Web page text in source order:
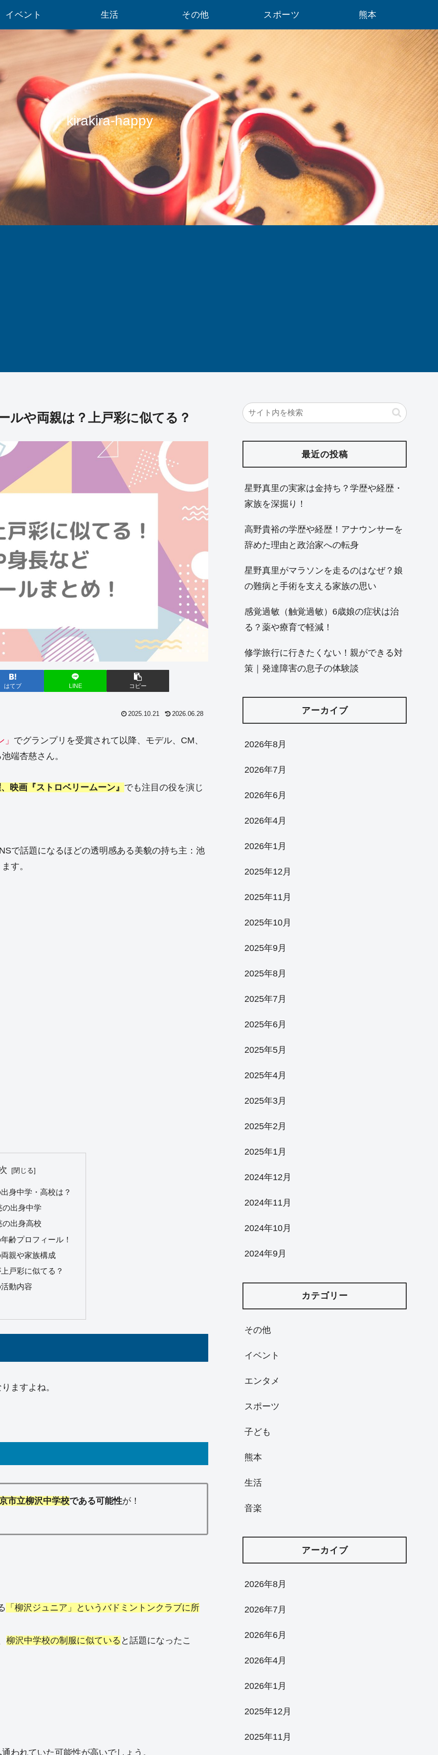
kirakira-happy
イベント 生活 その他 スポーツ 熊本
ルや両親は？上戸彩に似てる？
はてブ LINE コピー
2025.10.21 2026.06.28
でグランプリを受賞されて以降、モデル、CM、
端杏慈さん。
映画『ストロベリームーン』 でも注目の役を演じ
で話題になるほどの透明感ある美貌の持ち主：池
す。
身中学・高校は？
の出身中学
の出身高校
齢プロフィール！
親や家族構成
戸彩に似てる？
動内容
ますよね。
市立柳沢中学校である可能性が！
「柳沢ジュニア」というバドミントンクラブに所
柳沢中学校の制服に似ている と話題になったこ
通われていた可能性が高いでしょう。
最近の投稿
星野真里の実家は金持ち？学歴や経歴・
家族を深掘り！
高野貴裕の学歴や経歴！アナウンサーを
辞めた理由と政治家への転身
星野真里がマラソンを走るのはなぜ？娘
の難病と手術を支える家族の思い
感覚過敏（触覚過敏）6歳娘の症状は治
る？薬や療育で軽減！
修学旅行に行きたくない！親ができる対
策｜発達障害の息子の体験談
アーカイブ
2026年8月
2026年7月
2026年6月
2026年4月
2026年1月
2025年12月
2025年11月
2025年10月
2025年9月
2025年8月
2025年7月
2025年6月
2025年5月
2025年4月
2025年3月
2025年2月
2025年1月
2024年12月
2024年11月
2024年10月
2024年9月
カテゴリー
その他
イベント
エンタメ
スポーツ
子ども
熊本
生活
音楽
アーカイブ
2026年8月
2026年7月
2026年6月
2026年4月
2026年1月
2025年12月
2025年11月